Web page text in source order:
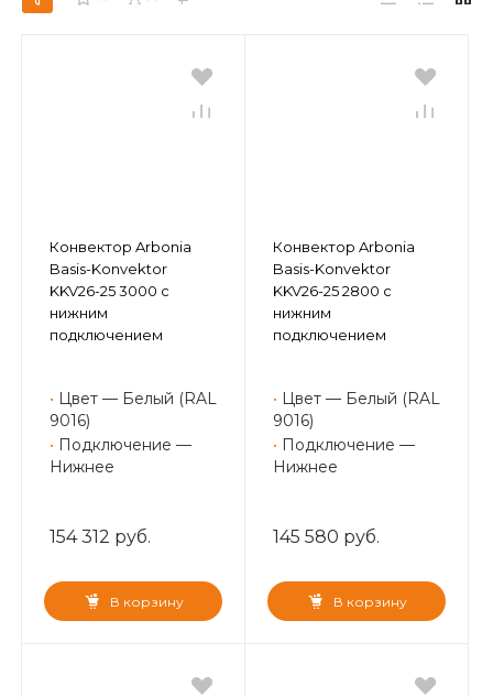
Конвектор Arbonia
Basis-Konvektor
KKV26-25 3000 с
нижним
подключением
• Цвет — Белый (RAL
9016)
• Подключение —
Нижнее
154 312 руб.
В корзину
Конвектор Arbonia
Basis-Konvektor
KKV26-25 2800 с
нижним
подключением
• Цвет — Белый (RAL
9016)
• Подключение —
Нижнее
145 580 руб.
В корзину